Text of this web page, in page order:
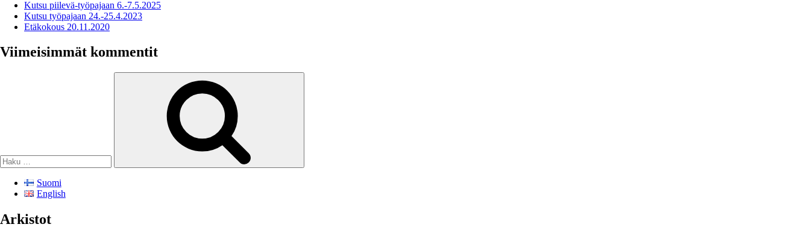
Kutsu piilevä-työpajaan 6.-7.5.2025
Kutsu työpajaan 24.-25.4.2023
Etäkokous 20.11.2020
Viimeisimmät kommentit
Suomi
English
Arkistot